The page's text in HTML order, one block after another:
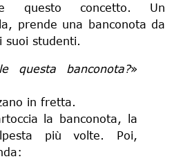
questo concetto. Un
prende una banconota da
suoi studenti.
questa banconota?»
in fretta.
la banconota, la
più volte. Poi,